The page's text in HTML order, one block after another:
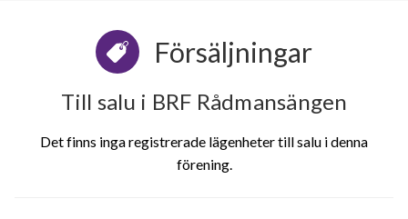
Försäljningar
Till salu i BRF Rådmansängen
Det finns inga registrerade lägenheter till salu i denna
förening.